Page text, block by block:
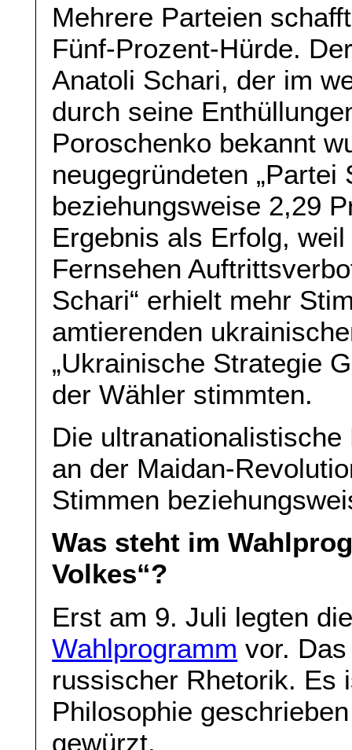
Mehrere Parteien
Fünf-Prozent-Hürde.
Anatoli Schari, der im
durch seine
Poroschenko bekannt
neugegründeten „Partei
beziehungsweise 2,29
Ergebnis als Erfolg,
Fernsehen
Schari“ erhielt mehr
amtierenden
„Ukrainische Strategie
der Wähler stimmten.
Die
an der Maidan-
Stimmen
Was steht im
Volkes“?
Erst am 9. Juli legten
Wahlprogramm vor.
russischer Rhetorik. Es
Philosophie
gewürzt.